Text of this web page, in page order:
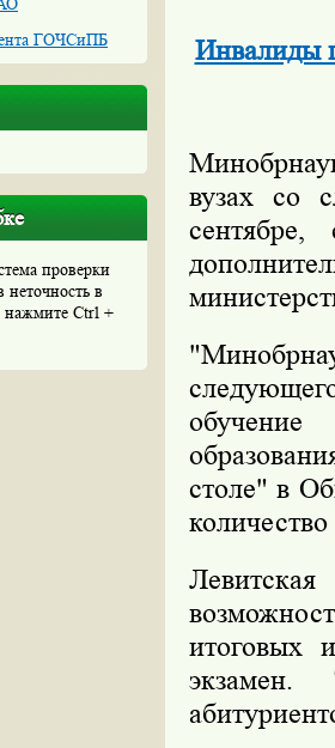
ГОЧСиПБ
проверки
в
нажмите Ctrl +
Инвалиды
вузах со
сентябре,
обучение
столе" в
итоговых